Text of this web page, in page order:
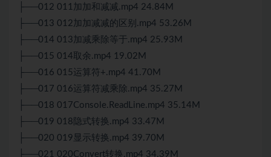
├──012 011加加和减减.mp4 24.84M
├──013 012加加减减的区别.mp4 53.26M
├──014 013加减乘除等于.mp4 25.93M
├──015 014取余.mp4 19.02M
├──016 015运算符+.mp4 41.70M
├──017 016运算符减乘除.mp4 35.27M
├──018 017Console.ReadLine.mp4 35.14M
├──019 018隐式转换.mp4 33.47M
├──020 019显示转换.mp4 39.70M
├──021 020Convert转换.mp4 34.39M